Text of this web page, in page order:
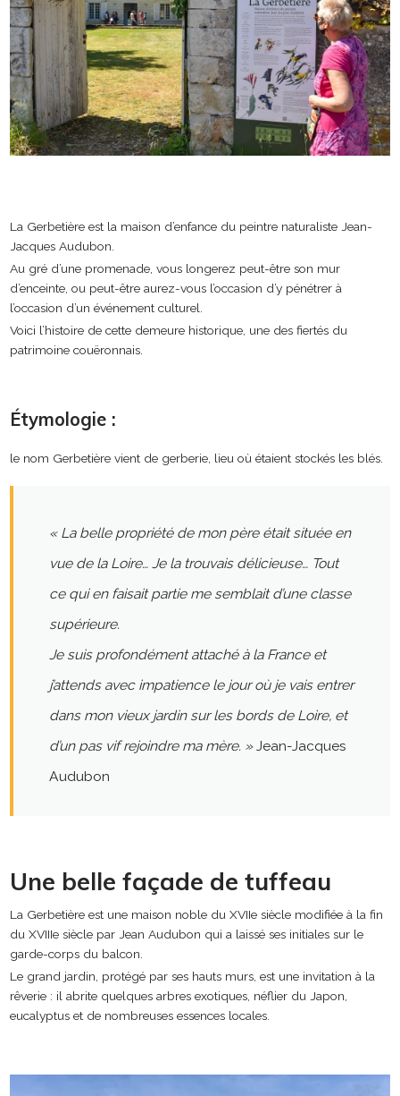
La Gerbetière est la maison d’enfance du peintre naturaliste Jean-
Jacques Audubon.
Au gré d’une promenade, vous longerez peut-être son mur
d’enceinte, ou peut-être aurez-vous l’occasion d’y pénétrer à
l’occasion d’un événement culturel.
Voici l’histoire de cette demeure historique, une des fiertés du
patrimoine couëronnais.
Étymologie :
le nom Gerbetière vient de gerberie, lieu où étaient stockés les blés.
« La belle propriété de mon père était située en
vue de la Loire… Je la trouvais délicieuse… Tout
ce qui en faisait partie me semblait d’une classe
supérieure.
Je suis profondément attaché à la France et
j’attends avec impatience le jour où je vais entrer
dans mon vieux jardin sur les bords de Loire, et
d’un pas vif rejoindre ma mère. »Jean-Jacques
Audubon
Une belle façade de tuffeau
La Gerbetière est une maison noble du XVIIe siècle modifiée à la fin
du XVIIIe siècle par Jean Audubon qui a laissé ses initiales sur le
garde-corps du balcon.
Le grand jardin, protégé par ses hauts murs, est une invitation à la
rêverie : il abrite quelques arbres exotiques, néflier du Japon,
eucalyptus et de nombreuses essences locales.